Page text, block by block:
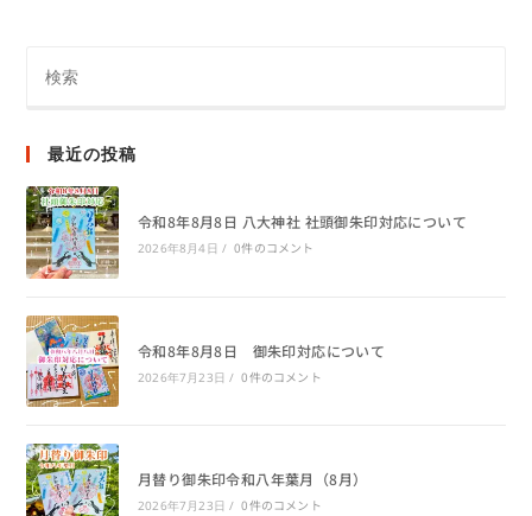
最近の投稿
令和8年8月8日 八大神社 社頭御朱印対応について
2026年8月4日 / 0件のコメント
令和8年8月8日 御朱印対応について
2026年7月23日 / 0件のコメント
月替り御朱印令和八年葉月（8月）
2026年7月23日 / 0件のコメント